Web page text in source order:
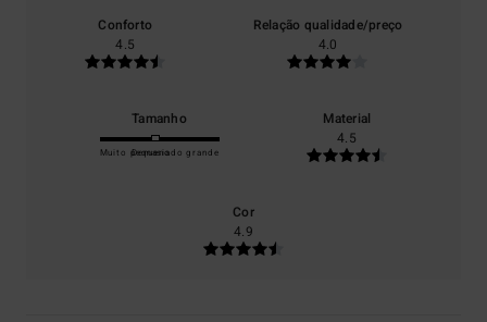
Conforto
4.5
Relação qualidade/preço
4.0
Tamanho
Muito pequeno
Demasiado grande
Material
4.5
Cor
4.9